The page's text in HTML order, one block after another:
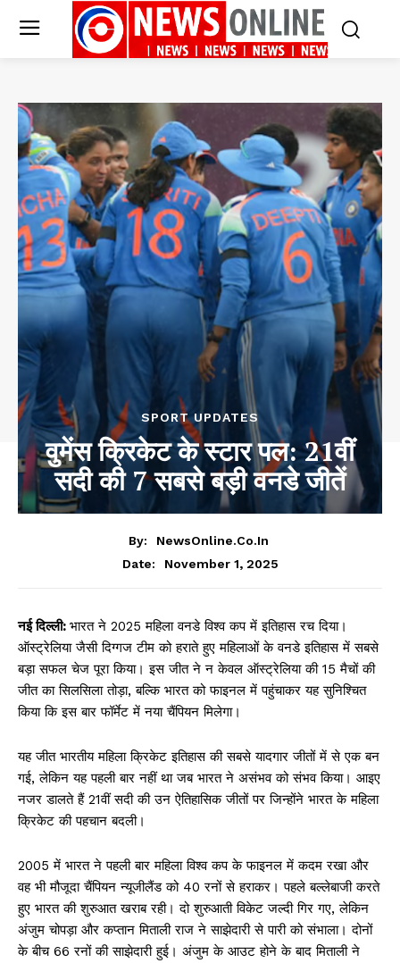
SPORT UPDATES
वुमेंस क्रिकेट के स्टार पल: 21वीं
सदी की 7 सबसे बड़ी वनडे जीतें
By:
NewsOnline.co.in
Date:
November 1, 2025
नई दिल्ली: भारत ने 2025 महिला वनडे विश्व कप में इतिहास रच दिया।
ऑस्ट्रेलिया जैसी दिग्गज टीम को हराते हुए महिलाओं के वनडे इतिहास में सबसे
बड़ा सफल चेज पूरा किया। इस जीत ने न केवल ऑस्ट्रेलिया की 15 मैचों की
जीत का सिलसिला तोड़ा, बल्कि भारत को फाइनल में पहुंचाकर यह सुनिश्चित
किया कि इस बार फॉर्मेट में नया चैंपियन मिलेगा।
यह जीत भारतीय महिला क्रिकेट इतिहास की सबसे यादगार जीतों में से एक बन
गई, लेकिन यह पहली बार नहीं था जब भारत ने असंभव को संभव किया। आइए
नजर डालते हैं 21वीं सदी की उन ऐतिहासिक जीतों पर जिन्होंने भारत के महिला
क्रिकेट की पहचान बदली।
2005 में भारत ने पहली बार महिला विश्व कप के फाइनल में कदम रखा और
वह भी मौजूदा चैंपियन न्यूजीलैंड को 40 रनों से हराकर। पहले बल्लेबाजी करते
हुए भारत की शुरुआत खराब रही। दो शुरुआती विकेट जल्दी गिर गए, लेकिन
अंजुम चोपड़ा और कप्तान मिताली राज ने साझेदारी से पारी को संभाला। दोनों
के बीच 66 रनों की साझेदारी हुई। अंजुम के आउट होने के बाद मिताली ने